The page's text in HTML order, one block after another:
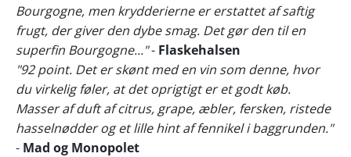
Bourgogne, men krydderierne er erstattet af saftig
frugt, der giver den dybe smag. Det gør den til en
superfin Bourgogne..."- Flaskehalsen
"92 point. Det er skønt med en vin som denne, hvor
du virkelig føler, at det oprigtigt er et godt køb.
Masser af duft af citrus, grape, æbler, fersken, ristede
hasselnødder og et lille hint af fennikel i baggrunden."
- Mad og Monopolet